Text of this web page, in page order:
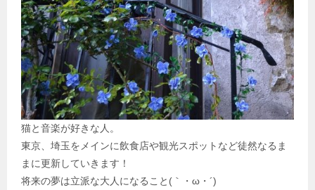
猫と音楽が好きな人。
東京、埼玉をメインに飲食店や観光スポットなど徒然なるま
まに更新していきます！
将来の夢は立派な大人になること(｀・ω・´)